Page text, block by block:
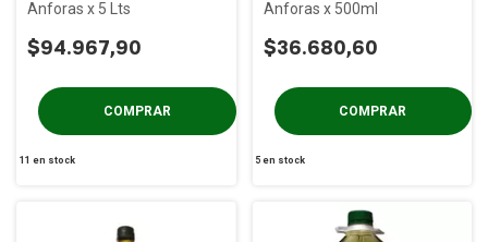
Anforas x 5 Lts
$94.967,90
11 en stock
Anforas x 500ml
$36.680,60
5 en stock